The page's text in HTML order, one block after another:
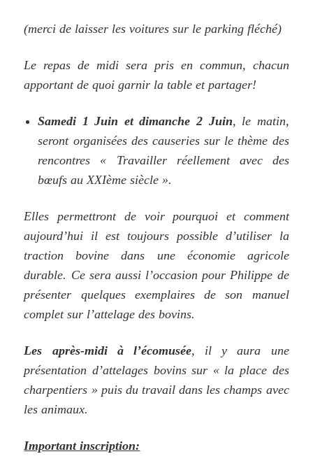
(merci de laisser les voitures sur le parking fléché)
Le repas de midi sera pris en commun, chacun
apportant de quoi garnir la table et partager!
Samedi 1 Juin et dimanche 2 Juin, le matin,
seront organisées des causeries sur le thème des
rencontres « Travailler réellement avec des
bœufs au XXIème siècle ».
Elles permettront de voir pourquoi et comment
aujourd’hui il est toujours possible d’utiliser la
traction bovine dans une économie agricole
durable. Ce sera aussi l’occasion pour Philippe de
présenter quelques exemplaires de son manuel
complet sur l’attelage des bovins.
Les après-midi à l’écomusée, il y aura une
présentation d’attelages bovins sur « la place des
charpentiers » puis du travail dans les champs avec
les animaux.
Important inscription: